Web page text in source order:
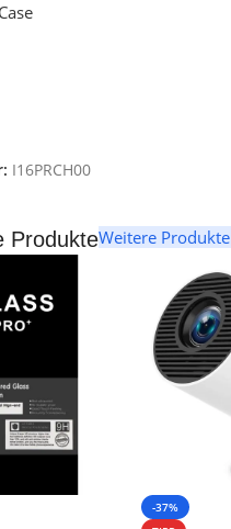
I16PRCH00
ProdukteWeitere Produkte
-37%